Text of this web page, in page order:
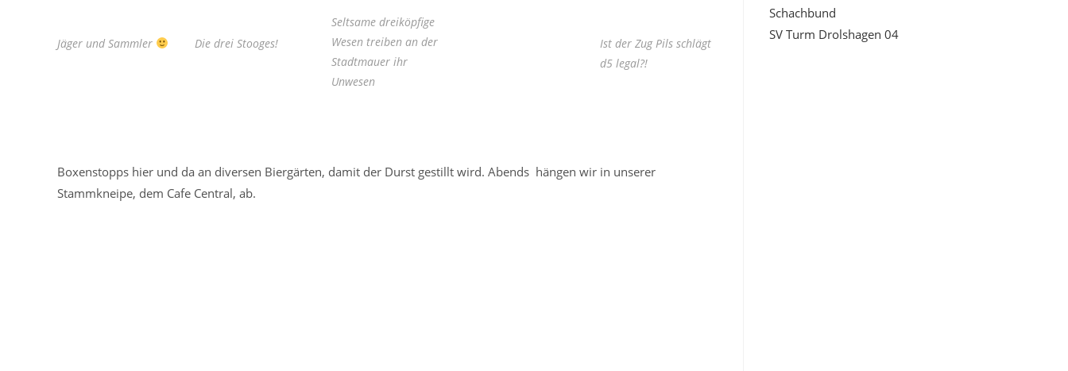
Ist der Zug Pils schlägt
d5 legal?!
Jäger und Sammler Die drei Stooges!
Seltsame dreiköpfige
Wesen treiben an der
Stadtmauer ihr
Unwesen
Boxenstopps hier und da an diversen Biergärten, damit der Durst gestillt wird. Abends hängen wir in unserer
Stammkneipe, dem Cafe Central, ab.
Schachbund
SV Turm Drolshagen 04